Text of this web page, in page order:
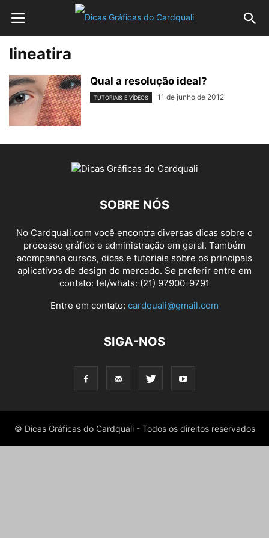
lineatira
Qual a resolução ideal?
TUTORIAIS E VÍDEOS 11 de junho de 2012
SOBRE NÓS
No Cardquali.com você encontra diversas dicas sobre o
processo gráfico e administração em geral. Também
acompanha cursos, dicas e tutoriais sobre os principais
aplicativos de design do mercado. Se preferir entre em
contato: tel/whats: (21) 97900-9791
Entre em contato: cardquali@gmail.com
SIGA-NOS
© Dicas Gráficas do Cardquali - Todos os direitos reservados